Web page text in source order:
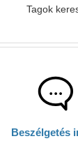
Tagok
Beszélgetés